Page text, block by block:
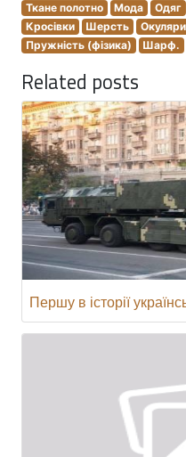
Ткане полотно
Мода Одяг
Кросівки
Шерсть Окуляри
Пружність (фізика)
Шарф.
Related posts
Першу в історії